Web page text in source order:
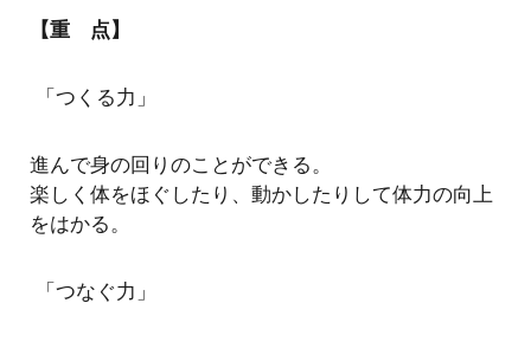
【重 点】
「つくる力」
進んで身の回りのことができる。
楽しく体をほぐしたり、動かしたりして体力の向上
をはかる。
「つなぐ力」